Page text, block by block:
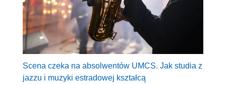
Scena czeka na absolwentów UMCS. Jak studia z
jazzu i muzyki estradowej kształcą